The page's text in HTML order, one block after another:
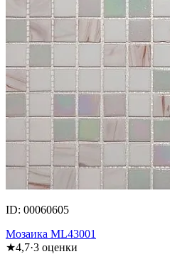
ID: 00060605
Мозаика ML43001
★4,7·3 оценки